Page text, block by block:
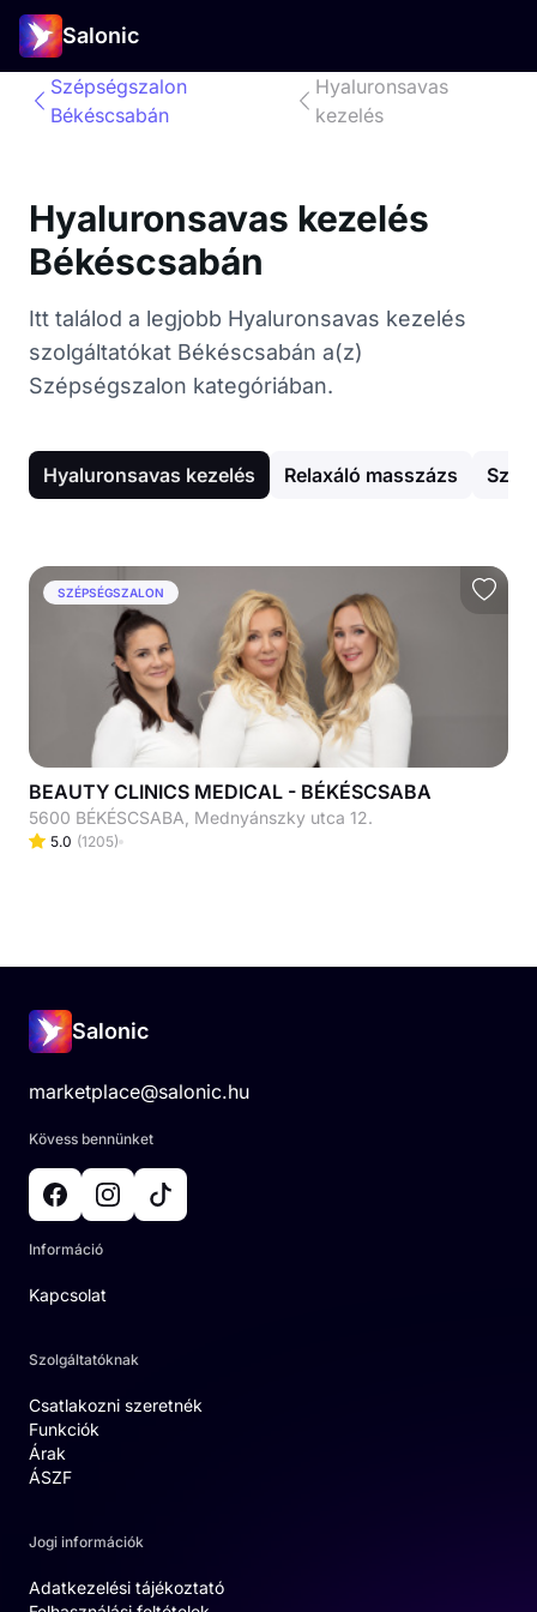
Salonic
Szépségszalon
Békéscsabán
Hyaluronsavas
kezelés
Hyaluronsavas kezelés
Békéscsabán
Itt találod a legjobb Hyaluronsavas kezelés
szolgáltatókat Békéscsabán a(z)
Szépségszalon kategóriában.
Hyaluronsavas kezelés Relaxáló masszázs
SZÉPSÉGSZALON
BEAUTY CLINICS MEDICAL - BÉKÉSCSABA
5600 BÉKÉSCSABA, Mednyánszky utca 12.
5.0 (1205)
Salonic
marketplace@salonic.hu
Kövess bennünket
Információ
Kapcsolat
Szolgáltatóknak
Csatlakozni szeretnék
Funkciók
Árak
ÁSZF
Jogi információk
Adatkezelési tájékoztató